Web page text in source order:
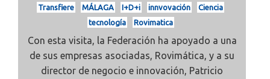
Transfiere MÁLAGA I+D+i innvovación
Ciencia
tecnología
Rovimatica
Con esta visita, la Federación ha apoyado a una
de sus empresas asociadas, Rovimática, y a su
director de negocio e innovación, Patricio